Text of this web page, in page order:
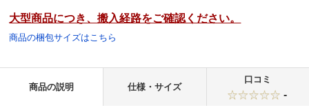
大型商品につき、搬入経路をご確認ください。
商品の梱包サイズはこちら
商品の説明 仕様・サイズ
口コミ
-